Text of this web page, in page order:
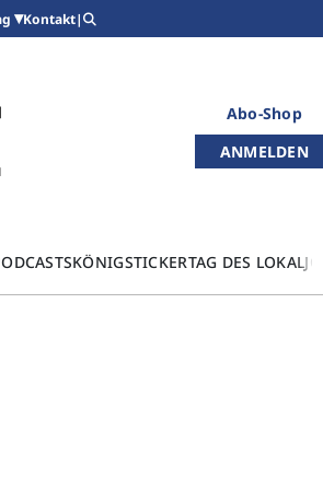
Kontakt|
Abo-Shop
ANMELDEN
KÖNIGSTICKERTAG DES